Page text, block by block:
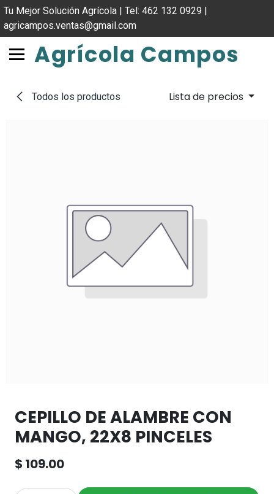
Tu Mejor Solución Agrícola | Tel: 462 132 0929 |
agricampos.ventas@gmail.com
Agrícola Campos
Todos los productos Lista de precios
CEPILLO DE ALAMBRE CON
MANGO, 22X8 PINCELES
$ 109.00